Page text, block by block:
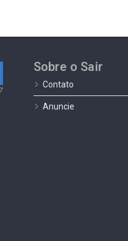
Sobre o Sair
Contato
Anuncie